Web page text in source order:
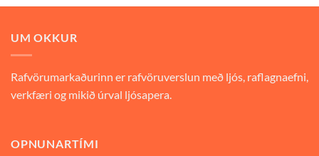
9.900 kr..6.930 kr..
UM OKKUR
Rafvörumarkaðurinn er rafvöruverslun með ljós, raflagnaefni,
verkfæri og mikið úrval ljósapera.
OPNUNARTÍMI